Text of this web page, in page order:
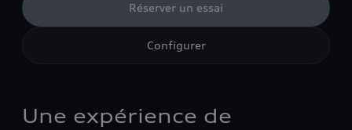
Réserver un essai
Configurer
Une expérience de